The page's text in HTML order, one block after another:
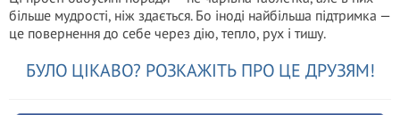
більше мудрості, ніж здається. Бо іноді найбільша підтримка —
це повернення до себе через дію, тепло, рух і тишу.
БУЛО ЦІКАВО? РОЗКАЖІТЬ ПРО ЦЕ ДРУЗЯМ!